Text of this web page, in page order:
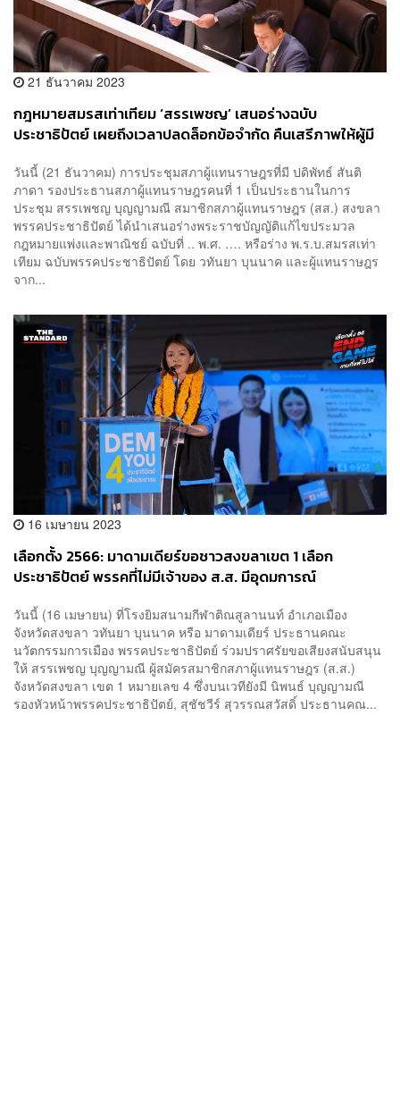
21 ธันวาคม 2023
กฎหมายสมรสเท่าเทียม ‘สรรเพชญ’ เสนอร่างฉบับ
ประชาธิปัตย์ เผยถึงเวลาปลดล็อกข้อจำกัด คืนเสรีภาพให้ผู้มี
วันนี้ (21 ธันวาคม) การประชุมสภาผู้แทนราษฎรที่มี ปดิพัทธ์ สันติ
ภาดา รองประธานสภาผู้แทนราษฎรคนที่ 1 เป็นประธานในการ
ประชุม สรรเพชญ บุญญามณี สมาชิกสภาผู้แทนราษฎร (สส.) สงขลา
พรรคประชาธิปัตย์ ได้นำเสนอร่างพระราชบัญญัติแก้ไขประมวล
กฎหมายแพ่งและพาณิชย์ ฉบับที่ .. พ.ศ. …. หรือร่าง พ.ร.บ.สมรสเท่า
เทียม ฉบับพรรคประชาธิปัตย์ โดย วทันยา บุนนาค และผู้แทนราษฎร
จาก...
16 เมษายน 2023
เลือกตั้ง 2566: มาดามเดียร์ขอชาวสงขลาเขต 1 เลือก
ประชาธิปัตย์ พรรคที่ไม่มีเจ้าของ ส.ส. มีอุดมการณ์
วันนี้ (16 เมษายน) ที่โรงยิมสนามกีฬาติณสูลานนท์ อำเภอเมือง
จังหวัดสงขลา วทันยา บุนนาค หรือ มาดามเดียร์ ประธานคณะ
นวัตกรรมการเมือง พรรคประชาธิปัตย์ ร่วมปราศรัยขอเสียงสนับสนุน
ให้ สรรเพชญ บุญญามณี ผู้สมัครสมาชิกสภาผู้แทนราษฎร (ส.ส.)
จังหวัดสงขลา เขต 1 หมายเลข 4 ซึ่งบนเวทียังมี นิพนธ์ บุญญามณี
รองหัวหน้าพรรคประชาธิปัตย์, สุชัชวีร์ สุวรรณสวัสดิ์ ประธานคณ...